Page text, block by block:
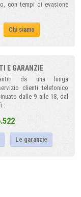
con tempi di evasione
Chi siamo
E GARANZIE
da una lunga
clienti telefonico
dalle 9 alle 18, dal
:
Le garanzie